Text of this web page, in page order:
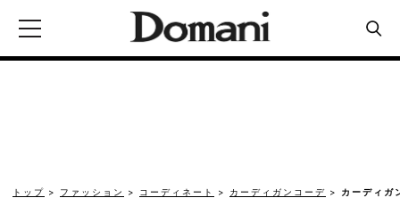
トップ ファッション コーディネート カーディガンコーデ カーディガ